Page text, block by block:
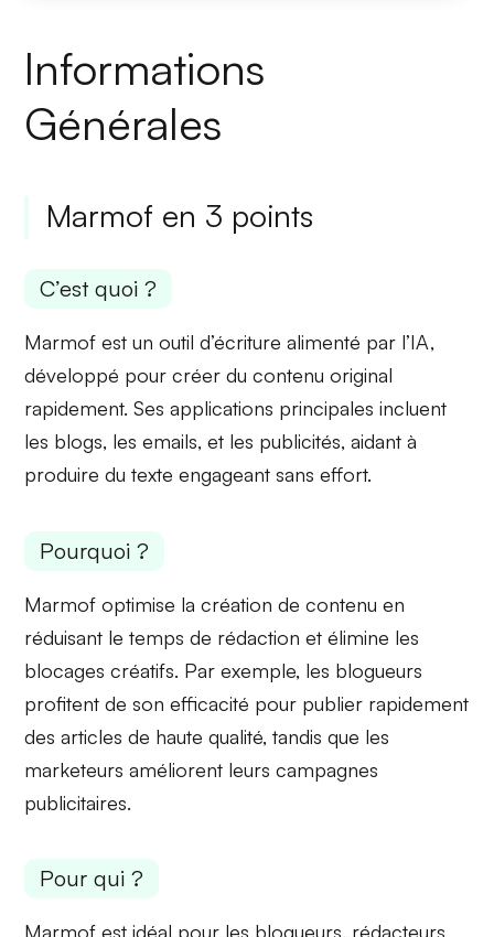
Informations
Générales
Marmof en 3 points
C’est quoi ?
Marmof est un outil d’écriture alimenté par l’IA,
développé pour créer du contenu original
rapidement. Ses applications principales incluent
les blogs, lesemails, et les publicités, aidant à
produire du texte engageant sans effort.
Pourquoi ?
Marmofoptimise la création de contenu en
réduisant le temps de rédaction et élimine les
blocages créatifs. Par exemple, les blogueurs
profitent de son efficacité pour publier rapidement
des articles de haute qualité, tandis que les
marketeurs améliorent leurs campagnes
publicitaires.
Pour qui ?
Marmof est idéal pour les blogueurs, rédacteurs